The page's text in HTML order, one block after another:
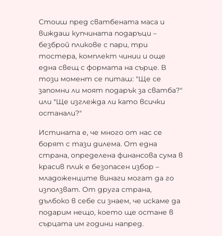
Стоиш пред сватбената маса и
виждаш купчината подаръци –
безброй пликове с пари, три
тостера, комплект чинии и още
една свещ с формата на сърце. В
този момент се питаш: "Ще се
запомни ли моят подарък за сватба?"
или "Ще изглежда ли като всички
останали?"
Истината е, че много от нас се
борят с тази дилема. От една
страна, определена финансова сума в
красив плик е безопасен избор –
младоженците винаги могат да го
използват. От друга страна,
дълбоко в себе си знаем, че искаме да
подарим нещо, което ще остане в
сърцата им години напред.